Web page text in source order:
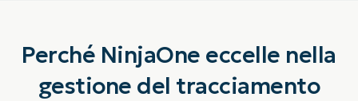
Perché NinjaOne eccelle nella
gestione del tracciamento